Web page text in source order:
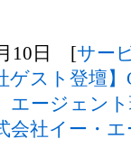
10日 [サー
ゲスト登壇
エージェン
会社イー・